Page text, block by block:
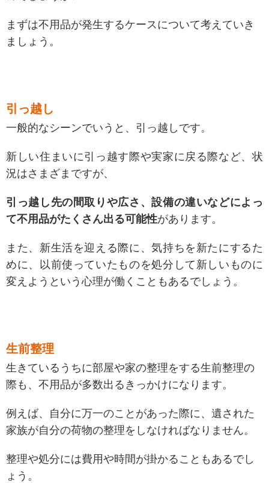
まずは不用品が発生するケースについて考えていき
ましょう。
引っ越し
一般的なシーンでいうと、引っ越しです。
新しい住まいに引っ越す際や実家に戻る際など、状
況はさまざまですが、
引っ越し先の間取りや広さ、設備の違いなどによっ
て不用品がたくさん出る可能性があります。
また、新生活を迎える際に、気持ちを新たにするた
めに、以前使っていたものを処分して新しいものに
変えようという心理が働くこともあるでしょう。
生前整理
生きているうちに部屋や家の整理をする生前整理の
際も、不用品が多数出るきっかけになります。
例えば、自分に万一のことがあった際に、遺された
家族が自分の荷物の整理をしなければなりません。
整理や処分には費用や時間が掛かることもあるでし
ょう。